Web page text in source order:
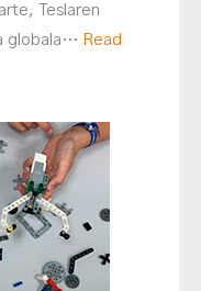
Teslaren
globala… Read